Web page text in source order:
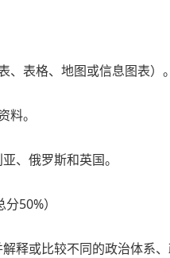
表格、地图或信息图表）。
。
、俄罗斯和英国。
50%）
释或比较不同的政治体系、